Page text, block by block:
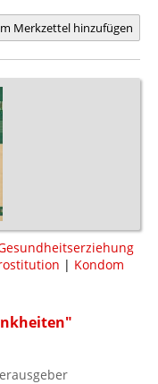
Merkzettel hinzufügen
| Kondom